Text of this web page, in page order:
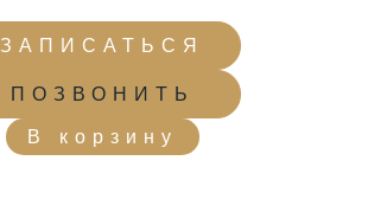
ЗАПИСАТЬСЯ
ПОЗВОНИТЬ
В корзину